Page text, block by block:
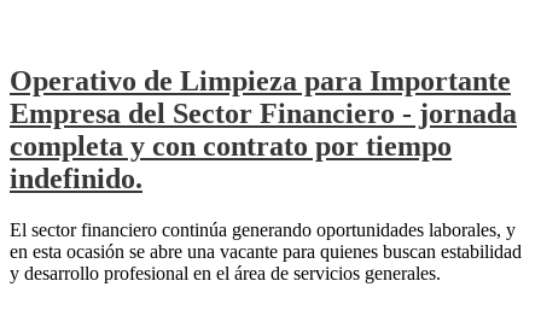
Operativo de Limpieza para Importante
Empresa del Sector Financiero - jornada
completa y con contrato por tiempo
indefinido.
El sector financiero continúa generando oportunidades laborales, y
en esta ocasión se abre una vacante para quienes buscan estabilidad
y desarrollo profesional en el área de servicios generales.